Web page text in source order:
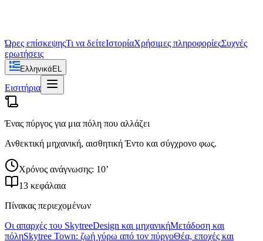
Ώρες επίσκεψηςΤι να δείτεΙστορίαΧρήσιμες πληροφορίεςΣυχνές
ερωτήσεις
Ελληνικά EL
Εισιτήρια
Ένας πύργος για μια πόλη που αλλάζει
Ανθεκτική μηχανική, αισθητική Έντο και σύγχρονο φως.
Χρόνος ανάγνωσης: 10’
13 κεφάλαια
Πίνακας περιεχομένων
Οι απαρχές του SkytreeDesign και μηχανικήΜετάδοση και
πόληSkytree Town: ζωή γύρω από τον πύργοΘέα, εποχές και